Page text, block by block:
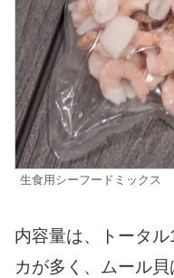
生食用シーフードミックス
内容量は、トータ
カが多く、ムール貝